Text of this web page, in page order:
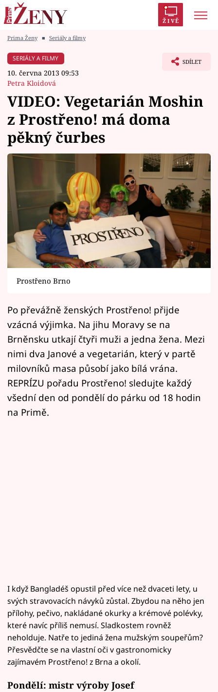
ŽIVĚ
Módní alarm
Témata
Celebrity
Seriály
Horoskopy
Sledujte prima+
Filmový festival Karlovy Vary
Mámy sobě
Přihlášení
Sledujte nás
Prima Ženy ■ Seriály a filmy
SERIÁLY A FILMY
10. června 2013 09:53
Petra Kloidová
SDÍLET
VIDEO: Vegetarián Moshin
z Prostřeno! má doma
pěkný čurbes
Prostřeno Brno
Po převážně ženských Prostřeno! přijde
vzácná výjimka. Na jihu Moravy se na
Brněnsku utkají čtyři muži a jedna žena. Mezi
nimi dva Janové a vegetarián, který v partě
milovníků masa působí jako bílá vrána.
REPRÍZU pořadu Prostřeno! sledujte každý
všední den od pondělí do párku od 18 hodin
na Primě.
I když Bangladéš opustil před více než dvaceti lety, u
svých stravovacích návyků zůstal. Zbydou na něho jen
přílohy, pečivo, nakládané okurky a krémové polévky,
které navíc příliš nemusí. Sladkostem rovněž
neholduje. Natře to jediná žena mužským soupeřům?
Přesvědčte se na vlastní oči v gastronomicky
zajímavém Prostřeno! z Brna a okolí.
Pondělí: mistr výroby Josef